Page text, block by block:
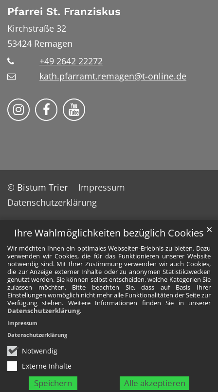
Ihre Wahlmöglichkeiten bezüglich Cookies
Wir möchten Ihnen ein optimales Webseiten-Erlebnis zu bieten. Dazu
verwenden wir Cookies, die für das Funktionieren unserer Website
notwendig sind. Mit Ihrer Zustimmung verwenden wir auch Cookies,
die zur Anzeige externer Inhalte oder zu anonymen Statistikzwecken
genutzt werden. Sie können selbst entscheiden, welche Kategorien Sie
zulassen möchten. Bitte beachten Sie, dass auf Basis Ihrer
Einstellungen womöglich nicht mehr alle Funktionalitäten der Seite zur
Verfügung stehen. Weitere Informationen finden Sie in unserer
Datenschutzerklärung.
Notwendig
Externe Inhalte
Speichern Alle akzeptieren
✕
Impressum
Datenschutzerklärung
Pfarrei St. Franziskus
Kirchstraße 32
53424 Remagen
+49 2642 22272
kath.pfarramt.remagen@t-online.de
Pfarrei St. Franziskus Remagen auf
Pfarrei St. Franziskus
© Bistum Trier
Impressum
Datenschutzerklärung